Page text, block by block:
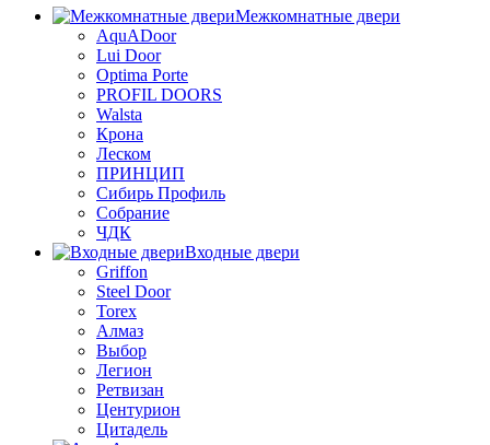
Межкомнатные двери
AquADoor
Lui Door
Optima Porte
PROFIL DOORS
Walsta
Крона
Леском
ПРИНЦИП
Сибирь Профиль
Собрание
ЧДК
Входные двери
Griffon
Steel Door
Torex
Алмаз
Выбор
Легион
Ретвизан
Центурион
Цитадель